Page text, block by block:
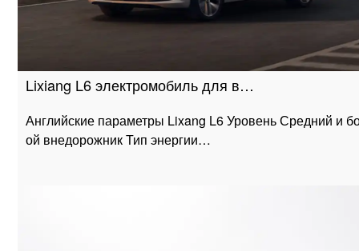
Lixiang L6 электромобиль для в…
Английские параметры Lixang L6 Уровень Средний и
ой внедорожник Тип энергии…